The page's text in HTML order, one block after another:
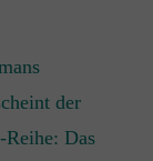
der
Das